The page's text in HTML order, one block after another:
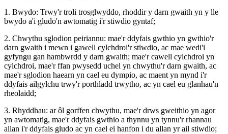
1. Bwydo: Trwy'r troli trosglwyddo, rhoddir y darn gwaith yn y lle
bwydo a'i gludo'n awtomatig i'r stiwdio gyntaf;
2. Chwythu sglodion peiriannu: mae'r ddyfais gwthio yn gwthio'r
darn gwaith i mewn i gawell cylchdroi'r stiwdio, ac mae wedi'i
gyfyngu gan hambwrdd y darn gwaith; mae'r cawell cylchdroi yn
cylchdroi, mae'r ffan pwysedd uchel yn chwythu'r darn gwaith, ac
mae'r sglodion haearn yn cael eu dympio, ac maent yn mynd i'r
ddyfais ailgylchu trwy'r porthladd trwytho, ac yn cael eu glanhau'n
rheolaidd;
3. Rhyddhau: ar ôl gorffen chwythu, mae'r drws gweithio yn agor
yn awtomatig, mae'r ddyfais gwthio a thynnu yn tynnu'r rhannau
allan i'r ddyfais gludo ac yn cael ei hanfon i du allan yr ail stiwdio;